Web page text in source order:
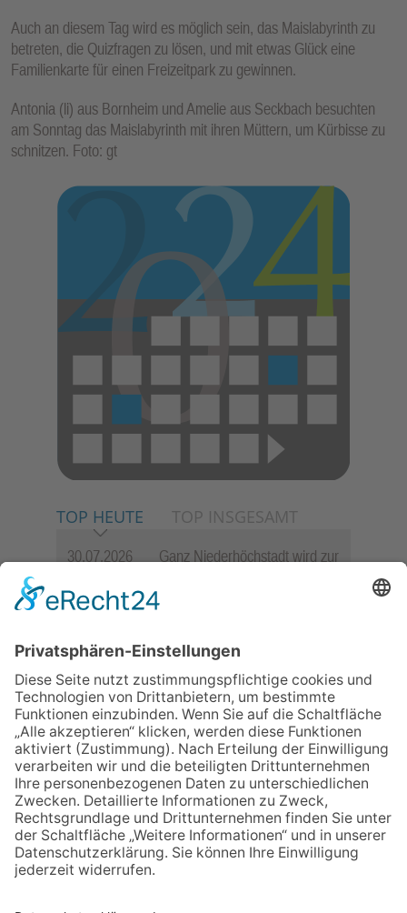
Auch an diesem Tag wird es möglich sein, das Maislabyrinth zu
betreten, die Quizfragen zu lösen, und mit etwas Glück eine
Familienkarte für einen Freizeitpark zu gewinnen.
Antonia (li) aus Bornheim und Amelie aus Seckbach besuchten
am Sonntag das Maislabyrinth mit ihren Müttern, um Kürbisse zu
schnitzen. Foto: gt
TOP HEUTE TOP INSGESAMT
30.07.2026
Ganz Niederhöchstadt wird zur
06.08.2026
Jugendchor Hochtaunus
Programm „Changes“
Sommerabend: Der Rettershof
lädt wieder zum Weinfest ein
06.08.2026
Hisamoto und Tölke begeistern
mit Werken von Walter
Wachsmuth
09.07.2026
Wasserampel steht auf Gelb:
Stadt ruft zum Wassersparen
auf